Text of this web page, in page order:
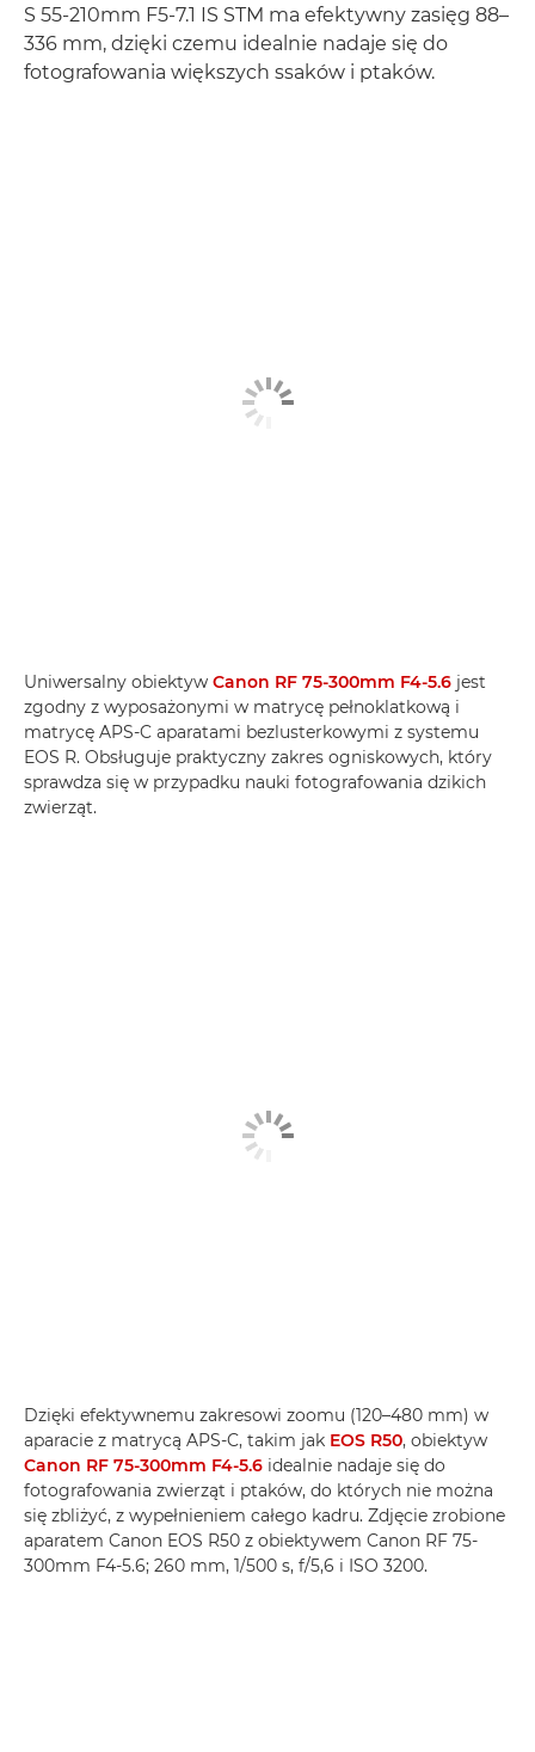
S 55-210mm F5-7.1 IS STM ma efektywny zasięg 88–
336 mm, dzięki czemu idealnie nadaje się do
fotografowania większych ssaków i ptaków.
Uniwersalny obiektyw Canon RF 75-300mm F4-5.6 jest
zgodny z wyposażonymi w matrycę pełnoklatkową i
matrycę APS-C aparatami bezlusterkowymi z systemu
EOS R. Obsługuje praktyczny zakres ogniskowych, który
sprawdza się w przypadku nauki fotografowania dzikich
zwierząt.
Dzięki efektywnemu zakresowi zoomu (120–480 mm) w
aparacie z matrycą APS-C, takim jak EOS R50, obiektyw
Canon RF 75-300mm F4-5.6 idealnie nadaje się do
fotografowania zwierząt i ptaków, do których nie można
się zbliżyć, z wypełnieniem całego kadru. Zdjęcie zrobione
aparatem Canon EOS R50 z obiektywem Canon RF 75-
300mm F4-5.6; 260 mm, 1/500 s, f/5,6 i ISO 3200.